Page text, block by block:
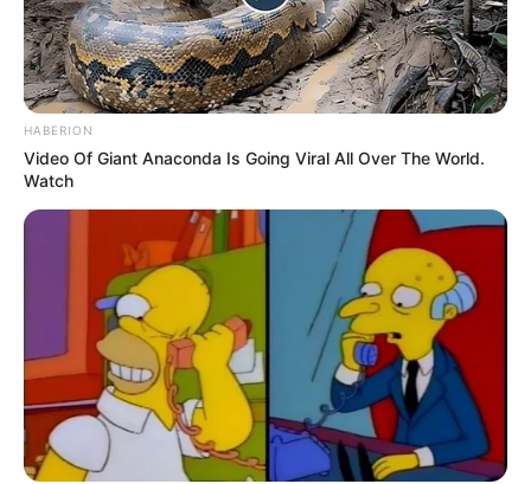
HABERION
Video Of Giant Anaconda Is Going Viral All Over The World.
Watch